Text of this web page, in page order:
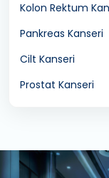
Kolon Rektum
Pankreas Kanseri
Cilt Kanseri
Prostat Kanseri